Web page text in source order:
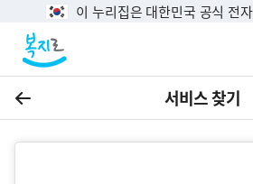
이 누리집은 대한민국 공식 전
이전 서비스 찾기